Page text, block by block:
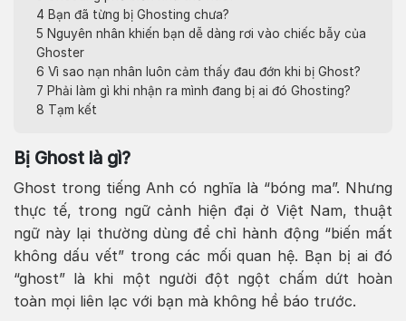
4 Bạn đã từng bị Ghosting chưa?
5 Nguyên nhân khiến bạn dễ dàng rơi vào chiếc bẫy của
Ghoster
6 Vì sao nạn nhân luôn cảm thấy đau đớn khi bị Ghost?
7 Phải làm gì khi nhận ra mình đang bị ai đó Ghosting?
8 Tạm kết
Bị Ghost là gì?
Ghost trong tiếng Anh có nghĩa là “bóng ma”. Nhưng
thực tế, trong ngữ cảnh hiện đại ở Việt Nam, thuật
ngữ này lại thường dùng để chỉ hành động “biến mất
không dấu vết” trong các mối quan hệ. Bạn bị ai đó
“ghost” là khi một người đột ngột chấm dứt hoàn
toàn mọi liên lạc với bạn mà không hề báo trước.